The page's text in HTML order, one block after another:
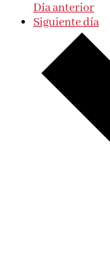
Día anterior
Siguiente día